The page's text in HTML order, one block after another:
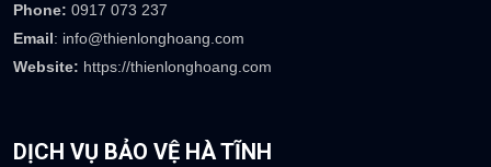
Phone: 0917 073 237
Email: info@thienlonghoang.com
Website: https://thienlonghoang.com
DỊCH VỤ BẢO VỆ HÀ TĨNH